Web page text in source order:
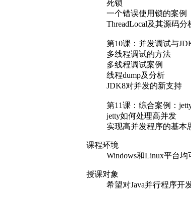
死锁
一个错误使用锁的案例
ThreadLocal及其源码分
第10课：并发调试与
多线程调试的方法
多线程调试案例
线程dump及分析
JDK8对并发的新支持
第11课：综合案例：
jetty如何处理高并发
实现高并发程序的基本
课程环境
Windows和Linux平台
授课对象
希望对Java并行程序开